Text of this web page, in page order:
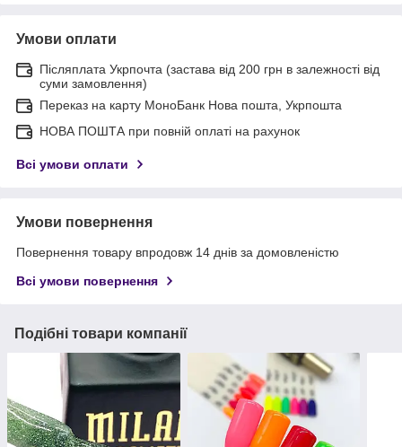
Умови оплати
Післяплата Укрпочта (застава від 200 грн в залежності від
суми замовлення)
Переказ на карту МоноБанк Нова пошта, Укрпошта
НОВА ПОШТА при повній оплаті на рахунок
Всі умови оплати
Умови повернення
Повернення товару впродовж 14 днів за домовленістю
Всі умови повернення
Подібні товари компанії